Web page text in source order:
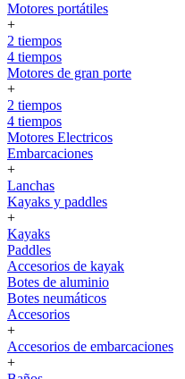
Motores portátiles
+
2 tiempos
4 tiempos
Motores de gran porte
+
2 tiempos
4 tiempos
Motores Electricos
Embarcaciones
+
Lanchas
Kayaks y paddles
+
Kayaks
Paddles
Accesorios de kayak
Botes de aluminio
Botes neumáticos
Accesorios
+
Accesorios de embarcaciones
+